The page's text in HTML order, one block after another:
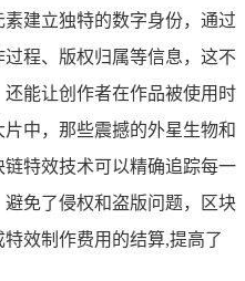
建立独特的数字身份，通过
程、版权归属等信息，这不
能让创作者在作品被使用时
中，那些震撼的外星生物和
特效技术可以精确追踪每一
免了侵权和盗版问题，区块
效制作费用的结算,提高了